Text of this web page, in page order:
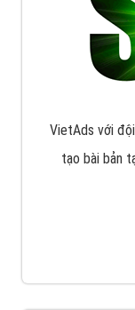
VietAds với
tạo bài bản